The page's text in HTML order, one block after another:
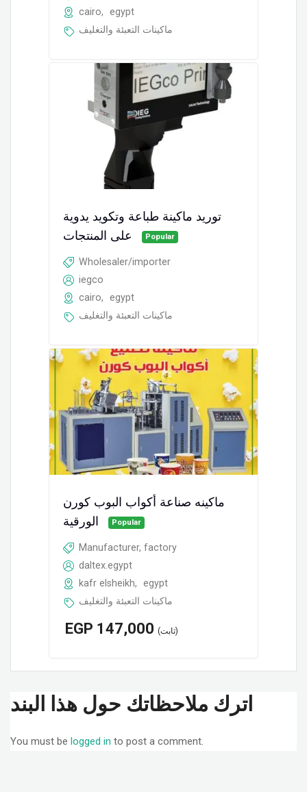
cairo,
egypt
ماكينات التعبئة والتغليف
توريد ماكينة طباعة وتكويد يدوية
على المنتجات
Popular
Wholesaler/importer
iegco
cairo,
egypt
ماكينات التعبئة والتغليف
ماكينه صناعة أكواب البوب كورن
الورقية
Popular
Manufacturer, factory
daltex.egypt
kafr elsheikh,
egypt
ماكينات التعبئة والتغليف
EGP 147,000 (ثابت)
اترك ملاحظاتك حول هذا البند
You must be logged in to post a comment.